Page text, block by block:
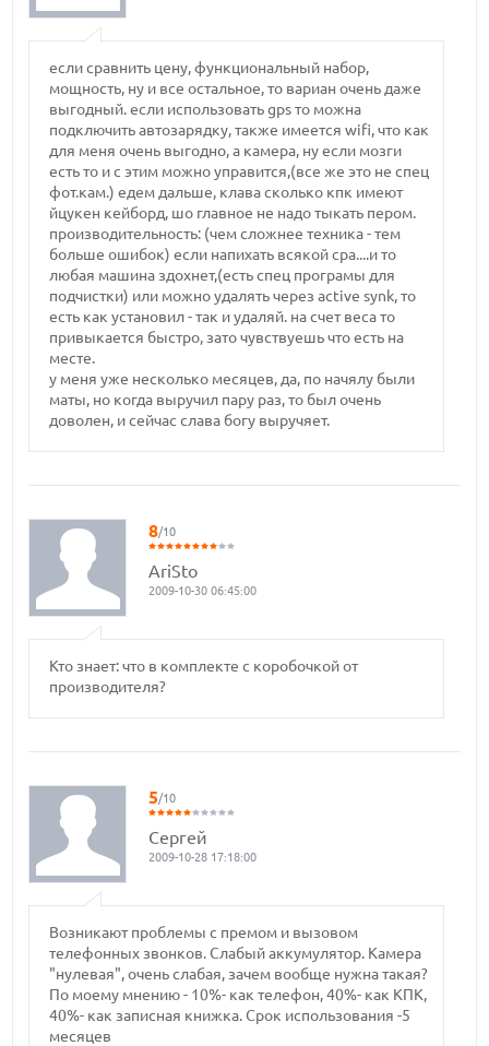
если сравнить цену, функциональный набор,
мощность, ну и все остальное, то вариан очень даже
выгодный. если использовать gps то можна
подключить автозарядку, также имеется wifi, что как
для меня очень выгодно, а камера, ну если мозги
есть то и с этим можно управится,(все же это не спец
фот.кам.) едем дальше, клава сколько кпк имеют
йцукен кейборд, шо главное не надо тыкать пером.
производительность: (чем сложнее техника - тем
больше ошибок) если напихать всякой сра....и то
любая машина здохнет,(есть спец програмы для
подчистки) или можно удалять через active synk, то
есть как установил - так и удаляй. на счет веса то
привыкается быстро, зато чувствуешь что есть на
месте.
у меня уже несколько месяцев, да, по начялу были
маты, но когда выручил пару раз, то был очень
доволен, и сейчас слава богу выручяет.
8/10
AriSto
2009-10-30 06:45:00
Кто знает: что в комплекте с коробочкой от
производителя?
5/10
Сергей
2009-10-28 17:18:00
Возникают проблемы с премом и вызовом
телефонных звонков. Слабый аккумулятор. Камера
"нулевая", очень слабая, зачем вообще нужна такая?
По моему мнению - 10%- как телефон, 40%- как КПК,
40%- как записная книжка. Срок использования -5
месяцев